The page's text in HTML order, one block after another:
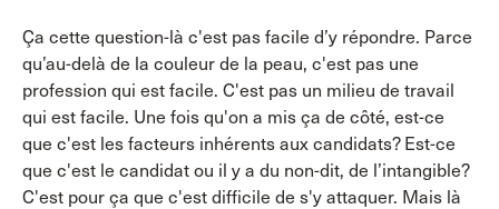
Ça cette question-là c'est pas facile d’y répondre. Parce
qu’au-delà de la couleur de la peau, c'est pas une
profession qui est facile. C'est pas un milieu de travail
qui est facile. Une fois qu'on a mis ça de côté, est-ce
que c'est les facteurs inhérents aux candidats? Est-ce
que c'est le candidat ou il y a du non-dit, de l’intangible?
C'est pour ça que c'est difficile de s'y attaquer. Mais là